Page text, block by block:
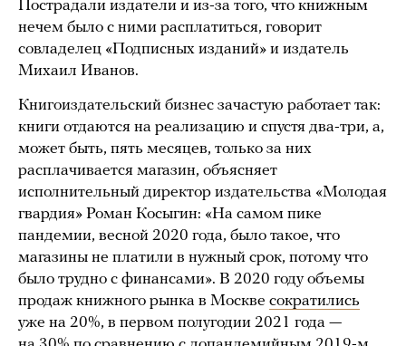
Пострадали издатели и из-за того, что книжным
нечем было с ними расплатиться, говорит
совладелец «Подписных изданий» и издатель
Михаил Иванов.
Книгоиздательский бизнес зачастую работает так:
книги отдаются на реализацию и спустя два-три, а,
может быть, пять месяцев, только за них
расплачивается магазин, объясняет
исполнительный директор издательства «Молодая
гвардия» Роман Косыгин: «На самом пике
пандемии, весной 2020 года, было такое, что
магазины не платили в нужный срок, потому что
было трудно с финансами». В 2020 году объемы
продаж книжного рынка в Москве сократились
уже на 20%, в первом полугодии 2021 года —